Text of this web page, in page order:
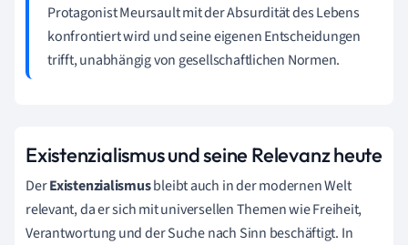
Protagonist Meursault mit der Absurdität des Lebens
konfrontiert wird und seine eigenen Entscheidungen
trifft, unabhängig von gesellschaftlichen Normen.
Existenzialismus und seine Relevanz heute
DerExistenzialismusbleibt auch in der modernen Welt
relevant, da er sich mit universellen Themen wie Freiheit,
Verantwortung und der Suche nach Sinn beschäftigt. In